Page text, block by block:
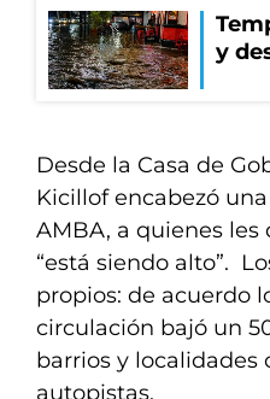
y
Desde la Casa de
Kicillof encabezó
AMBA, a quienes
“está siendo alto”.
propios: de acuerdo
circulación bajó un
barrios y localidades
autopistas.